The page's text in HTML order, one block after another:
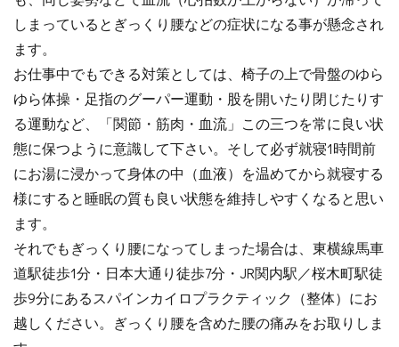
しまっているとぎっくり腰などの症状になる事が懸念され
ます。
お仕事中でもできる対策としては、椅子の上で骨盤のゆら
ゆら体操・足指のグーパー運動・股を開いたり閉じたりす
る運動など、「関節・筋肉・血流」この三つを常に良い状
態に保つように意識して下さい。そして必ず就寝1時間前
にお湯に浸かって身体の中（血液）を温めてから就寝する
様にすると睡眠の質も良い状態を維持しやすくなると思い
ます。
それでもぎっくり腰になってしまった場合は、東横線馬車
道駅徒歩1分・日本大通り徒歩7分・JR関内駅／桜木町駅徒
歩9分にあるスパインカイロプラクティック（整体）にお
越しください。ぎっくり腰を含めた腰の痛みをお取りしま